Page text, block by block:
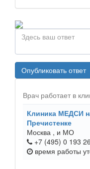
Опубликовать ответ
Врач работает в
Клиника МЕДСИ
Пречистенке
Москва , и МО
+7 (495) 0 193
время работы